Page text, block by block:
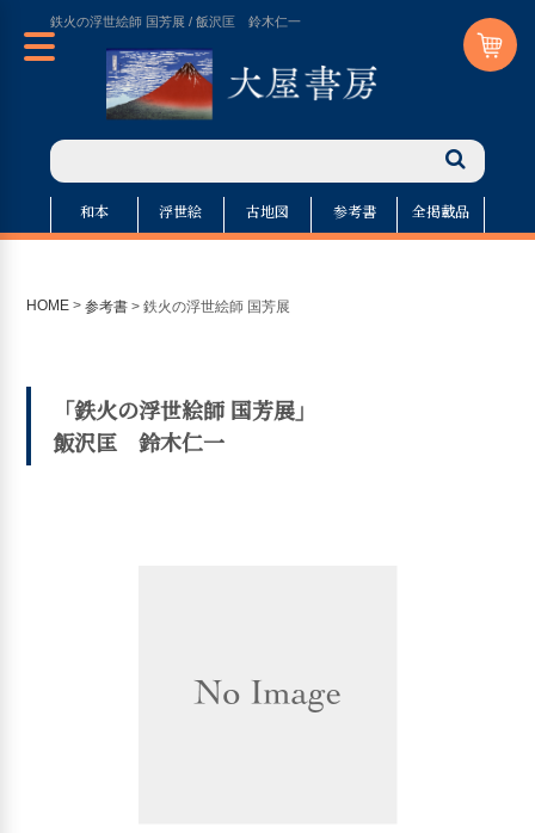
鉄火の浮世絵師 国芳展 / 飯沢匡 鈴木仁一
和本 浮世絵 古地図 参考書 全掲載品
HOME >参考書 >鉄火の浮世絵師 国芳展
「鉄火の浮世絵師 国芳展」
飯沢匡 鈴木仁一